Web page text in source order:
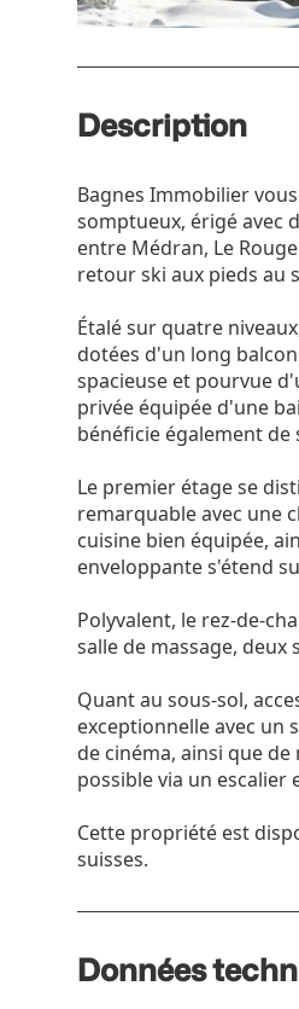
Description
Bagnes Immobilier
somptueux, érigé avec
entre Médran, Le
retour ski aux pieds au
Étalé sur quatre
dotées d'un long
spacieuse et pourvue
privée équipée d'une
bénéficie également
Le premier étage se
remarquable avec une
cuisine bien équipée,
enveloppante s'étend
Polyvalent, le rez-de-
salle de massage,
Quant au sous-sol,
exceptionnelle avec un
de cinéma, ainsi que
possible via un escalier
Cette propriété est
suisses.
Données